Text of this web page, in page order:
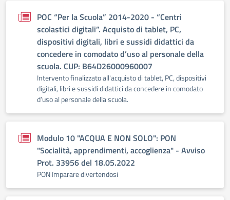
POC “Per la Scuola” 2014-2020 - “Centri
scolastici digitali”. Acquisto di tablet, PC,
dispositivi digitali, libri e sussidi didattici da
concedere in comodato d’uso al personale della
scuola. CUP: B64D26000960007
Intervento finalizzato all'acquisto di tablet, PC, dispositivi
digitali, libri e sussidi didattici da concedere in comodato
d’uso al personale della scuola.
Modulo 10 "ACQUA E NON SOLO": PON
"Socialità, apprendimenti, accoglienza" - Avviso
Prot. 33956 del 18.05.2022
PON Imparare divertendosi